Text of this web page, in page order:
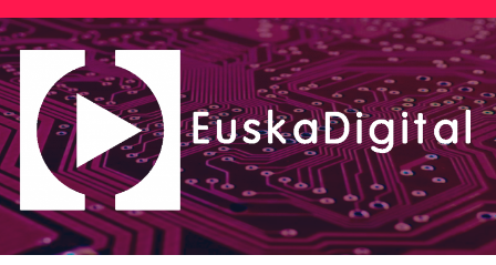
Saltar
al
contenido